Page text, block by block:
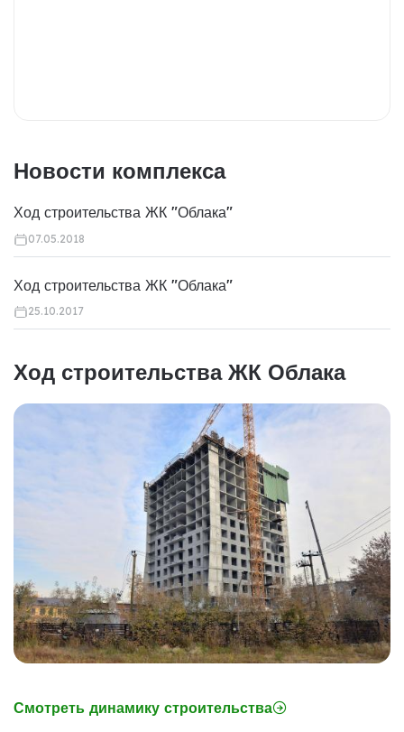
Новости комплекса
Ход строительства ЖК "Облака"
07.05.2018
Ход строительства ЖК "Облака"
25.10.2017
Ход строительства ЖК Облака
Смотреть динамику строительства